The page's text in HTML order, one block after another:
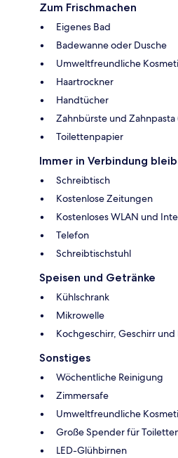
Zum Frischmachen
Eigenes Bad
Badewanne oder Dusche
Umweltfreundliche
Haartrockner
Handtücher
Zahnbürste und Zahnpasta
Toilettenpapier
Immer in Verbindung
Schreibtisch
Kostenlose Zeitungen
Kostenloses WLAN und
Telefon
Schreibtischstuhl
Speisen und Getränke
Kühlschrank
Mikrowelle
Kochgeschirr, Geschirr und
Sonstiges
Wöchentliche Reinigung
Zimmersafe
Umweltfreundliche
Große Spender für
LED-Glühbirnen